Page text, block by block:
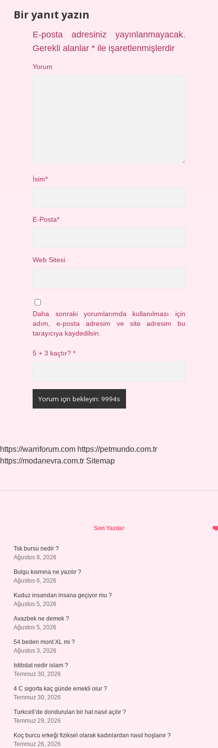
Bir yanıt yazın
E-posta adresiniz yayınlanmayacak.
Gerekli alanlar* ile işaretlenmişlerdir
Yorum
İsim*
E-Posta*
Web Sitesi
Daha sonraki yorumlarımda kullanılması için
adım, e-posta adresim ve site adresim bu
tarayıcıya kaydedilsin.
5 + 3 kaçtır?*
https://warriforum.com https://petmundo.com.tr
https://modanevra.com.tr Sitemap
Son Yazılar
Tsk bursu nedir ?
Ağustos 8, 2026
Bulgu kısmına ne yazılır ?
Ağustos 6, 2026
Kuduz insandan insana geçiyor mu ?
Ağustos 5, 2026
Avazbek ne demek ?
Ağustos 5, 2026
54 beden mont XL mi ?
Ağustos 3, 2026
Istibdat nedir islam ?
Temmuz 30, 2026
4 C sigorta kaç günde emekli olur ?
Temmuz 30, 2026
Turkcell’de dondurulan bir hat nasıl açılır ?
Temmuz 29, 2026
Koç burcu erkeği fiziksel olarak kadınlardan nasıl hoşlanır ?
Temmuz 26, 2026